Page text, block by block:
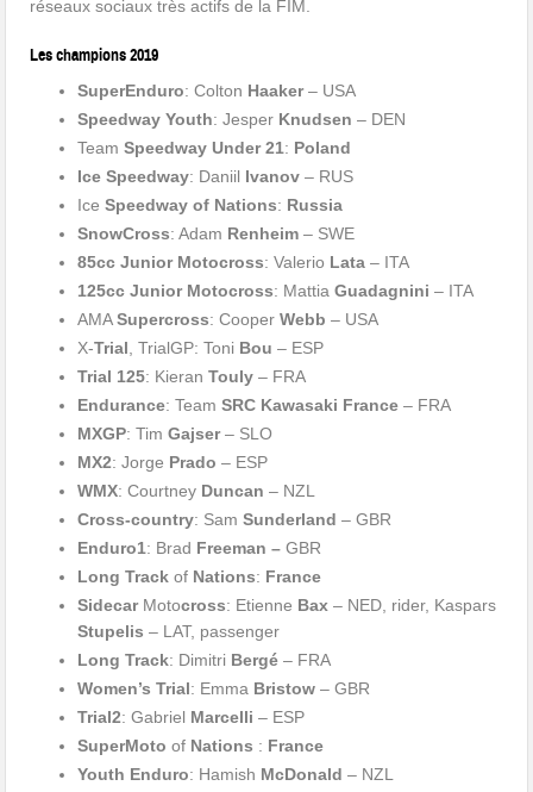
réseaux sociaux très actifs de la FIM.
Les champions 2019
SuperEnduro: Colton Haaker– USA
Speedway Youth: Jesper Knudsen – DEN
TeamSpeedway Under 21: Poland
Ice Speedway: Daniil Ivanov – RUS
IceSpeedway of Nations: Russia
SnowCross: Adam Renheim – SWE
85cc Junior Motocross: Valerio Lata – ITA
125cc Junior Motocross: MattiaGuadagnini – ITA
AMASupercross: CooperWebb – USA
X-Trial, TrialGP: Toni Bou – ESP
Trial 125: KieranTouly – FRA
Endurance: TeamSRC Kawasaki France – FRA
MXGP: TimGajser– SLO
MX2: Jorge Prado – ESP
WMX: Courtney Duncan – NZL
Cross-country: SamSunderland – GBR
Enduro1: Brad Freeman – GBR
Long Track of Nations: France
SidecarMotocross: Etienne Bax – NED, rider, Kaspars
Stupelis – LAT, passenger
Long Track: Dimitri Bergé – FRA
Women’s Trial: Emma Bristow – GBR
Trial2: Gabriel Marcelli – ESP
SuperMoto of Nations : France
Youth Enduro: Hamish McDonald – NZL